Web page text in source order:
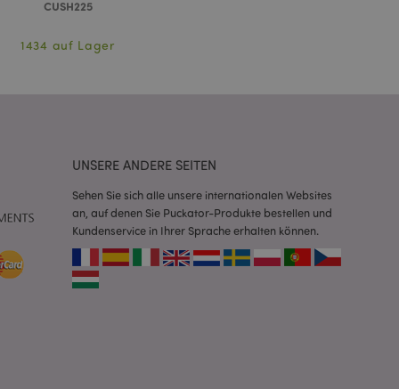
CUSH225
1434 auf Lager
UNSERE ANDERE SEITEN
Sehen Sie sich alle unsere internationalen Websites
an, auf denen Sie Puckator-Produkte bestellen und
Kundenservice in Ihrer Sprache erhalten können.
wird, die
wird.
eine zufällig
sie dem
Bereinigung des
wird, bereinigt
und setzt